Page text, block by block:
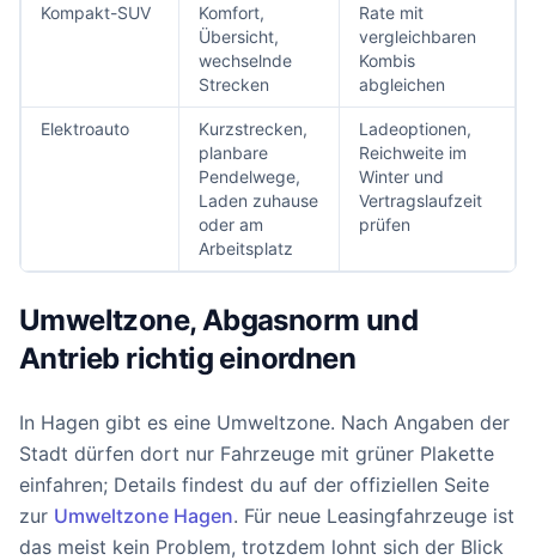
Kompakt-SUV
Komfort,
Übersicht,
wechselnde
Strecken
Rate mit
vergleichbaren
Kombis
abgleichen
Elektroauto
Kurzstrecken,
planbare
Pendelwege,
Laden zuhause
oder am
Arbeitsplatz
Ladeoptionen,
Reichweite im
Winter und
Vertragslaufzeit
prüfen
Umweltzone, Abgasnorm und
Antrieb richtig einordnen
In Hagen gibt es eine Umweltzone. Nach Angaben der
Stadt dürfen dort nur Fahrzeuge mit grüner Plakette
einfahren; Details findest du auf der offiziellen Seite
zur Umweltzone Hagen. Für neue Leasingfahrzeuge ist
das meist kein Problem, trotzdem lohnt sich der Blick